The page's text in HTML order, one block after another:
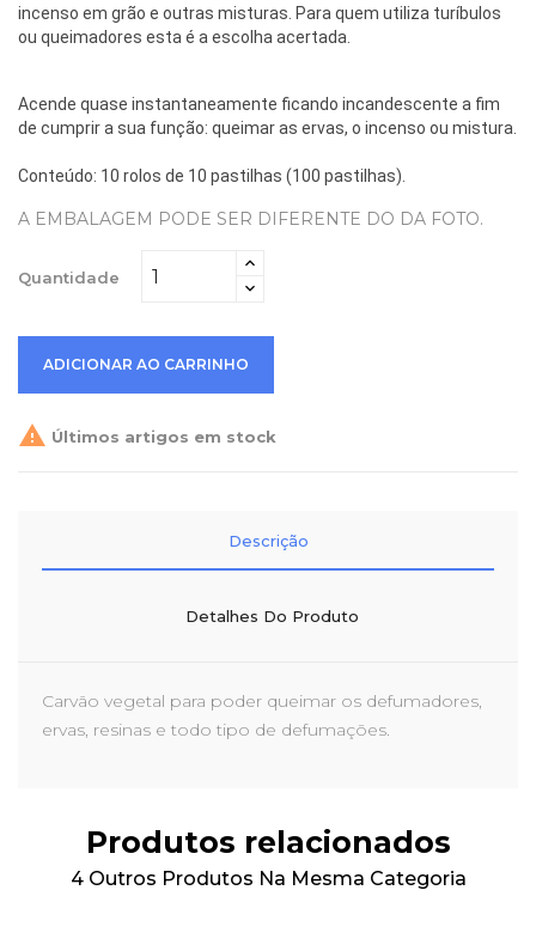
incenso em grão e outras misturas. Para quem utiliza turíbulos
ou queimadores esta é a escolha acertada.
Acende quase instantaneamente ficando incandescente a fim
de cumprir a sua função: queimar as ervas, o incenso ou mistura.
Conteúdo: 10 rolos de 10 pastilhas (100 pastilhas).
A EMBALAGEM PODE SER DIFERENTE DO DA FOTO.
Quantidade
ADICIONAR AO CARRINHO
 Últimos artigos em stock
Descrição
Detalhes Do Produto
Carvão vegetal para poder queimar os defumadores,
ervas, resinas e todo tipo de defumações.
Produtos relacionados
4 Outros Produtos Na Mesma Categoria